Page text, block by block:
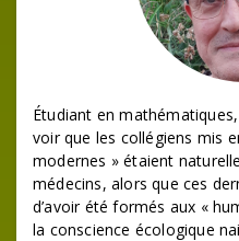
Étudiant en
voir que les collégiens mis
modernes » étaient
médecins, alors que ces
d’avoir été formés aux «
la conscience écologique